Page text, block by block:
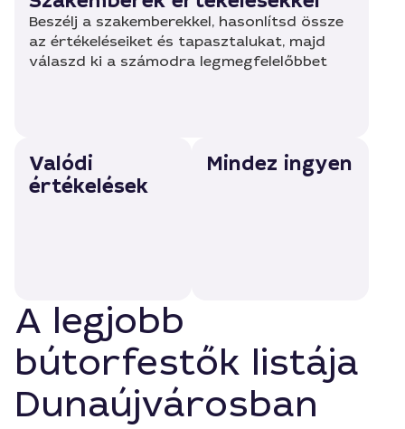
Beszélj a szakemberekkel, hasonlítsd össze
az értékeléseiket és tapasztalukat, majd
válaszd ki a számodra legmegfelelőbbet
Valódi
értékelések
Mindez ingyen
A legjobb
bútorfestők listája
Dunaújvárosban